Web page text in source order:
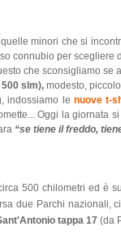
minori che si
connubio per scegliere
che sconsigliamo se
500 slm), modesto,
indossiamo le nuove t-
Oggi la giornata
“se tiene il freddo,
500 chilometri ed è
due Parchi nazionali,
tappa 17 (da